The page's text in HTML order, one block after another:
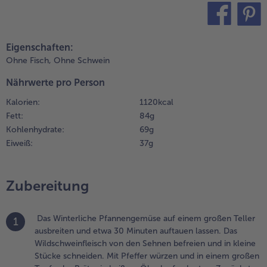
Butter
Butter
das
in
Topf
und
Mehl
und
5 Minuten
lassen.
darauf
Eigenschaften:
Ohne Fisch, Ohne Schwein
Nährwerte pro Person
Kalorien:
1120 kcal
Fett:
84 g
Kohlenhydrate:
69 g
Eiweiß:
37 g
Zubereitung
1
Das Winterliche Pfannengemüse auf einem großen Teller
ausbreiten und etwa 30 Minuten auftauen lassen. Das
Wildschweinfleisch von den Sehnen befreien und in kleine
Stücke schneiden. Mit Pfeffer würzen und in einem großen